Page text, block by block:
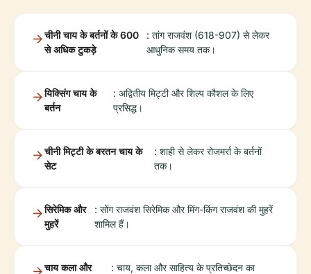
चीनी चाय के बर्तनों के 600
से अधिक टुकड़े
: तांग राजवंश (618-907) से लेकर
आधुनिक समय तक।
यिक्सिंग चाय के
बर्तन
: अद्वितीय मिट्टी और शिल्प कौशल के लिए
प्रसिद्ध।
चीनी मिट्टी के बरतन चाय के
सेट
: शाही से लेकर रोजमर्रा के बर्तनों
तक।
सिरेमिक और
मुहरें
: सोंग राजवंश सिरेमिक और मिंग-किंग राजवंश की मुहरें
शामिल हैं।
चाय कला और
: चाय, कला और साहित्य के प्रतिच्छेदन का